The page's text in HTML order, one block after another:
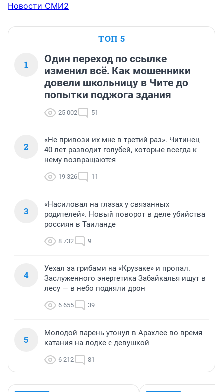
Новости СМИ2
ТОП 5
1
Один переход по ссылке
изменил всё. Как мошенники
довели школьницу в Чите до
попытки поджога здания
25 002 51
2
«Не привози их мне в третий раз». Читинец
40 лет разводит голубей, которые всегда к
нему возвращаются
19 326 11
3
«Насиловал на глазах у связанных
родителей». Новый поворот в деле убийства
россиян в Таиланде
8 732 9
4
Уехал за грибами на «Крузаке» и пропал.
Заслуженного энергетика Забайкалья ищут в
лесу — в небо подняли дрон
6 655 39
5
Молодой парень утонул в Арахлее во время
катания на лодке с девушкой
6 212 81